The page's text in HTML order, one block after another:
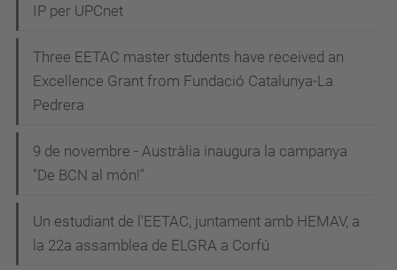
IP per UPCnet
Three EETAC master students have received an
Excellence Grant from Fundació Catalunya-La
Pedrera
9 de novembre - Austràlia inaugura la campanya
"De BCN al món!"
Un estudiant de l'EETAC, juntament amb HEMAV, a
la 22a assamblea de ELGRA a Corfú